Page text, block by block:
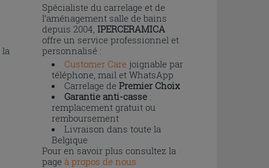
Spécialiste du carrelage et de
l’aménagement salle de bains
depuis 2004, IPERCERAMICA
offre un service professionnel et
personnalisé :
Customer Carejoignable par
téléphone, mail et WhatsApp
Carrelage de Premier Choix
Garantie anti-casse:
remplacement gratuit ou
remboursement
Livraison dans toute la
Belgique
Pour en savoir plus consultez la
page à propos de nous